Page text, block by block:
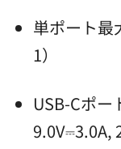
単ポート最
1）
USB-Cポー
9.0V⎓3.0A,